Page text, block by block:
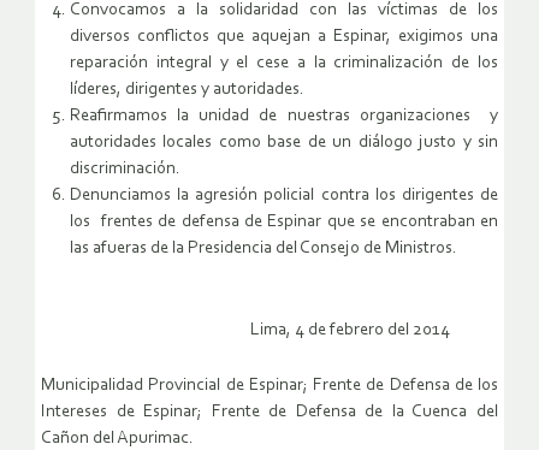
Convocamos a la solidaridad con las víctimas de los
diversos conflictos que aquejan a Espinar, exigimos una
reparación integral y el cese a la criminalización de los
líderes, dirigentes y autoridades.
Reafirmamos la unidad de nuestras organizaciones y
autoridades locales como base de un diálogo justo y sin
discriminación.
Denunciamos la agresión policial contra los dirigentes de
los frentes de defensa de Espinar que se encontraban en
las afueras de la Presidencia del Consejo de Ministros.
Lima, 4 de febrero del 2014
Municipalidad Provincial de Espinar; Frente de Defensa de los
Intereses de Espinar; Frente de Defensa de la Cuenca del
Cañon del Apurimac.